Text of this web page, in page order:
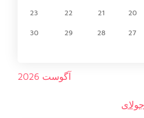
آگوست 2026
20
21
22
23
27
28
29
30